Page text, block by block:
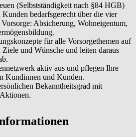
(Selbstständigkeit nach §84 HGB)
bedarfsgerecht über die vier
Absicherung, Wohneigentum,
für alle Vorsorgethemen auf
Ziele und Wünsche und leiten daraus
aktiv aus und pflegen Ihre
Kundinnen und Kunden.
Bekanntheitsgrad mit